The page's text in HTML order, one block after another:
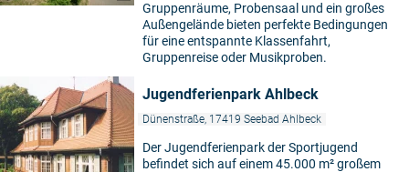
Gruppenräume, Probensaal und ein großes
Außengelände bieten perfekte Bedingungen
für eine entspannte Klassenfahrt,
Gruppenreise oder Musikproben.
Jugendferienpark Ahlbeck
Dünenstraße, 17419 Seebad Ahlbeck
Der Jugendferienpark der Sportjugend
befindet sich auf einem 45.000 m² großem